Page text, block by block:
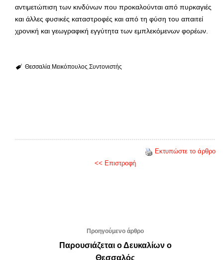
αντιμετώπιση των κινδύνων που προκαλούνται από πυρκαγιές
και άλλες φυσικές καταστροφές και από τη φύση του απαιτεί
χρονική και γεωγραφική εγγύτητα των εμπλεκόμενων φορέων.
Θεσσαλία Μεικόπουλος Συντονιστής
Εκτυπώστε το άρθρο
<< Επιστροφή
Προηγούμενο άρθρο
Παρουσιάζεται ο Δευκαλίων ο
Θεσσαλός